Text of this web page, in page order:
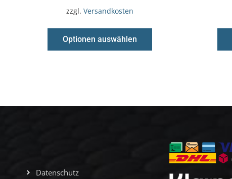
zzgl. Versandkosten
Optionen auswählen
Datenschutz